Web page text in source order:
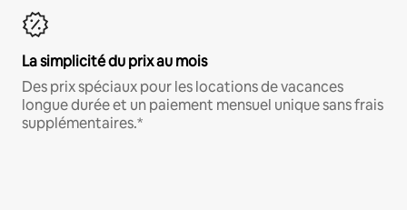
La simplicité du prix au mois
Des prix spéciaux pour les locations de vacances
longue durée et un paiement mensuel unique sans frais
supplémentaires.*